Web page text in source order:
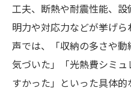
工夫、断熱や耐震性能、
明力や対応力などが挙げ
声では、「収納の多さや
気づいた」「光熱費シミ
すかった」といった具体